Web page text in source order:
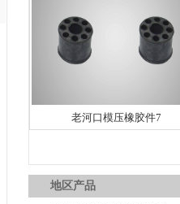
老河口模压橡胶件7
地区产品